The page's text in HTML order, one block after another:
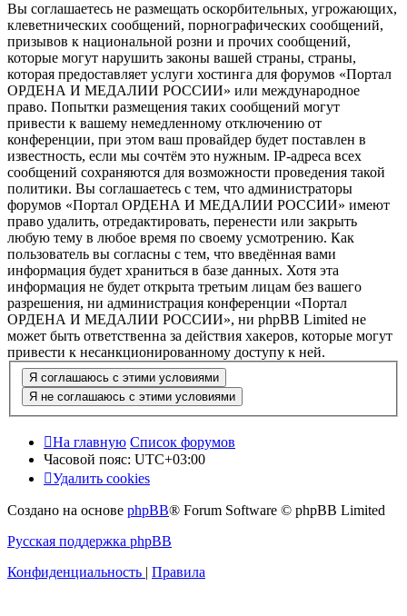
Вы соглашаетесь не размещать оскорбительных, угрожающих,
клеветнических сообщений, порнографических сообщений,
призывов к национальной розни и прочих сообщений,
которые могут нарушить законы вашей страны, страны,
которая предоставляет услуги хостинга для форумов «Портал
ОРДЕНА И МЕДАЛИИ РОССИИ» или международное
право. Попытки размещения таких сообщений могут
привести к вашему немедленному отключению от
конференции, при этом ваш провайдер будет поставлен в
известность, если мы сочтём это нужным. IP-адреса всех
сообщений сохраняются для возможности проведения такой
политики. Вы соглашаетесь с тем, что администраторы
форумов «Портал ОРДЕНА И МЕДАЛИИ РОССИИ» имеют
право удалить, отредактировать, перенести или закрыть
любую тему в любое время по своему усмотрению. Как
пользователь вы согласны с тем, что введённая вами
информация будет храниться в базе данных. Хотя эта
информация не будет открыта третьим лицам без вашего
разрешения, ни администрация конференции «Портал
ОРДЕНА И МЕДАЛИИ РОССИИ», ни phpBB Limited не
может быть ответственна за действия хакеров, которые могут
привести к несанкционированному доступу к ней.
На главную Список форумов
Часовой пояс: UTC+03:00
Удалить cookies
Создано на основе phpBB® Forum Software © phpBB Limited
Русская поддержка phpBB
Конфиденциальность | Правила